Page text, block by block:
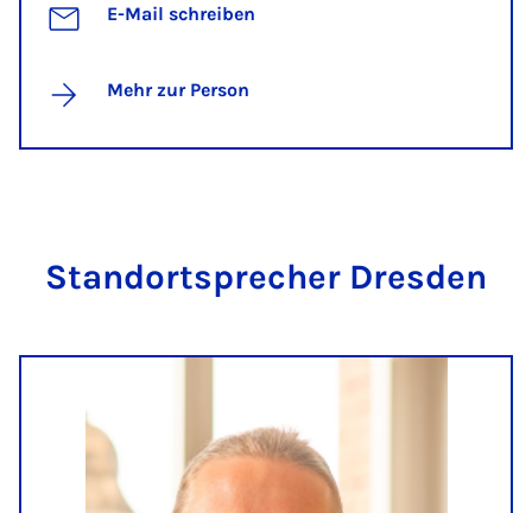
E-Mail schreiben
Mehr zur Person
Stand­ort­spre­cher Dres­den